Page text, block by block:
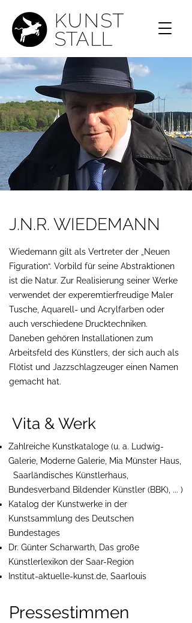
J.N.R. WIEDEMANN
Wiedemann gilt als Vertreter der „Neuen
Figuration“. Vorbild für seine Abstraktionen
ist die Natur. Zur Realisierung seiner Werke
verwendet der experemtierfreudige Maler
Tusche, Aquarell- und Acrylfarben oder
auch verschiedene Drucktechniken.
Daneben gehören Installationen zum
Arbeitsfeld des Künstlers, der sich auch als
Flötist und Jazzschlagzeuger einen Namen
gemacht hat.
Vita & Werk
Zahlreiche Kunstkataloge (u. a. Ludwig-
Galerie, Moderne Galerie, Mia Münster Haus,
Saarländisches Künstlerhaus,
Bundesverband Bildender Künstler (BBK), ... )
Katalog der Kunstwerke in der
Kunstsammlung des Deutschen
Bundestages
Dr. Günter Scharwarth, Das große
Künstlerlexikon der Saar-Region
Institut-aktuelle-kunst.de, Saarlouis
Pressestimmen